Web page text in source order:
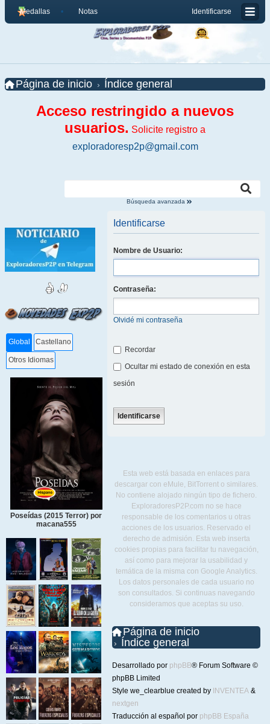
Identificarse
Medallas Notas
Página de inicio Índice general
Acceso restringido a nuevos
usuarios. Solicite registro a
exploradoresp2p@gmail.com
Búsqueda avanzada
Global Castellano
Otros Idiomas
Poseídas (2015 Terror) por
macana555
Identificarse
Nombre de Usuario:
Contraseña:
Olvidé mi contraseña
Recordar
Ocultar mi estado de conexión en esta
sesión
Esta web está basada en enlaces para
descargar con eMule, BitTorrent o similares.
No contiene alojado ningún tipo de fichero.
ExploradoresP2P.com no se hace
responsable de los comentarios u otras
acciones de los usuarios. Reservado el
derecho de admisión. Esta web inserta
cookies propias para facilitar tu navegación,
así como para mejorar la usabilidad y
temática de la misma con Google Analytics.
Los datos personales de cada usuario no
son consultados. Si continuas navegando
consideramos que aceptas su uso.
Página de inicio
Índice general
Desarrollado por phpBB® Forum Software ©
phpBB Limited
Style we_clearblue created by INVENTEA &
nextgen
Traducción al español por phpBB España